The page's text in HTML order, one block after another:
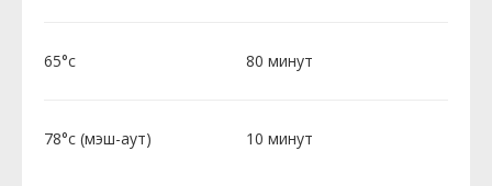
65°c 80 минут
78°c (мэш-аут) 10 минут